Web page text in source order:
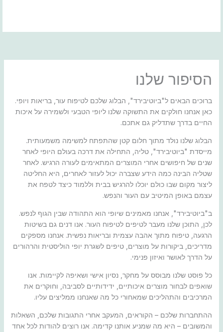
הסיפור שלנו
ברוכים הבאים ל"ביוטיבירד", הבלוג שלכם לטיפוח עור, בריאות ויופי.
כאן אנחנו חולקים את התשוקה שלנו ליופי הטבעי ולשמירה על איכות
החיים בדרך שתדליק גם אתכם.
הבלוג שלנו נולד מתוך חלום קטן שהתפתח למשימה משמעותית.
מייסדת "ביוטיבירד", טליה, התחילה את דרכה בעולם היופי לאחר
שנים של חיפושים אחרי המוצרים המתאימים לעורה הרגיש. לאחר
שטליה הבינה כמה הידע שצברה יכול לעזור לאחרים, היא החליטה
ליצור מקום שבו כולם יוכלו להרגיש בבית וללמוד כיצד לטפח את
עצמם באופן המיטיב עם העור והנפש.
ב"ביוטיבירד", אנחנו מאמינים שיופי הוא התהודה שבין הגוף לנפש.
לכן, התוכן שלנו מעבר לטיפים לטיפוח העור. אנו דנים גם בשיטות
הרגעה, טיפוח מתוך אהבה עצמית ובריאות נפשית. אנחנו מספקים
מדריכים, ביקורות על מוצרים, טיפים לשגרת יופי הוליסטית והרהורים
על הדרך לאושר ואיזון פנימי.
כל פוסט שלנו מבוסס על מחקר, נסיון אישי ושאיפה לקיימות. אנו
שואפים לבחור מוצרים איכותיים, ידידותיים לסביבה, וחוקרים את
המרכיבים והתהליכים שמאחורי כל מה שאנחנו ממליצים עליו.
ההתחברות שלכם – הקוראים, המעקב אחרי התגובות שלכם, השאלות
והמשובים – היא מה שמניע אותנו קדימה. אנו רוצים להודות לכל אחד